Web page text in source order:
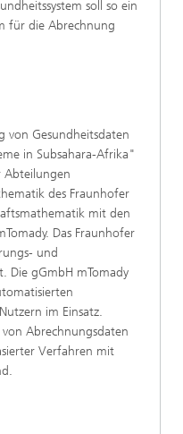
soll so ein
für die Abrechnung
von Gesundheitsdaten
in Subsahara-Afrika"
Abteilungen
des Fraunhofer
mit den
Das Fraunhofer
und
Die gGmbH mTomady
im Einsatz.
Abrechnungsdaten
Verfahren mit